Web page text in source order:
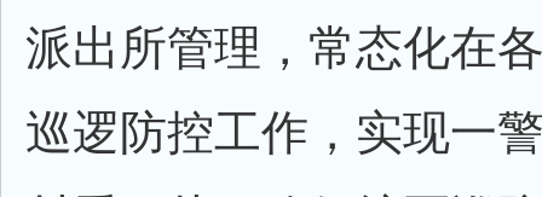
派出所管理，常态化在
巡逻防控工作，实现一